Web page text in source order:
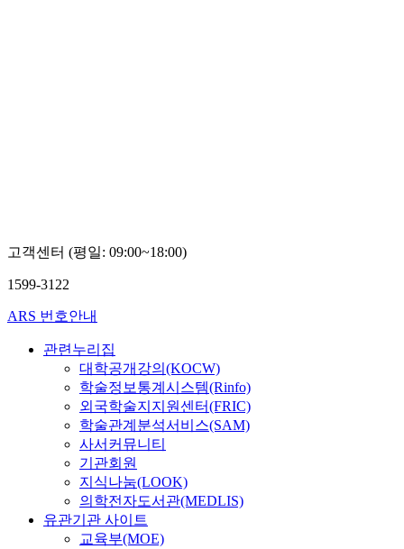
고객센터 (평일: 09:00~18:00)
1599-3122
ARS 번호안내
관련누리집
대학공개강의(KOCW)
학술정보통계시스템(Rinfo)
외국학술지지원센터(FRIC)
학술관계분석서비스(SAM)
사서커뮤니티
기관회원
지식나눔(LOOK)
의학전자도서관(MEDLIS)
유관기관 사이트
교육부(MOE)